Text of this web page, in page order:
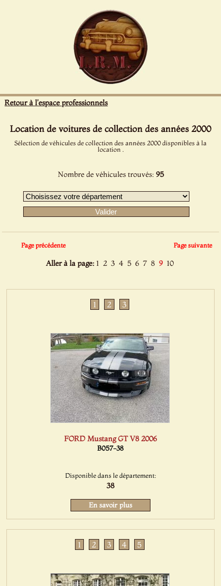
Retour à l'espace professionnels
Location de voitures de collection des années 2000
Sélection de véhicules de collection des années 2000 disponibles à la
location .
Nombre de véhicules trouvés: 95
Page précédente Page suivante
Aller à la page:1 2 3 4 5 6 7 8 9 10
1 2 3
FORD Mustang GT V8 2006
B057-38
Disponible dans le département:
38
En savoir plus
1 2 3 4 5